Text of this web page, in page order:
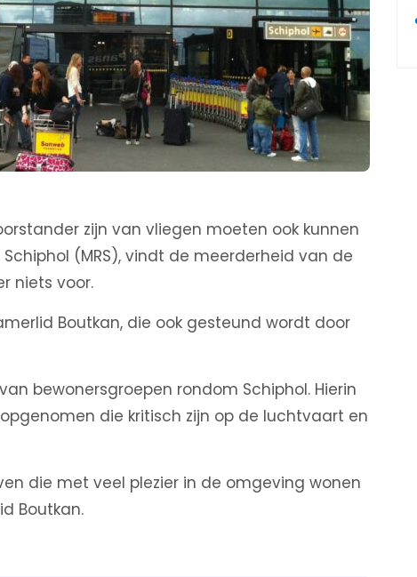
zijn van vliegen moeten ook kunnen
(MRS), vindt de meerderheid van de
niets voor.
Boutkan, die ook gesteund wordt door
bewonersgroepen rondom Schiphol. Hierin
die kritisch zijn op de luchtvaart en
die met veel plezier in de omgeving wonen
Boutkan.